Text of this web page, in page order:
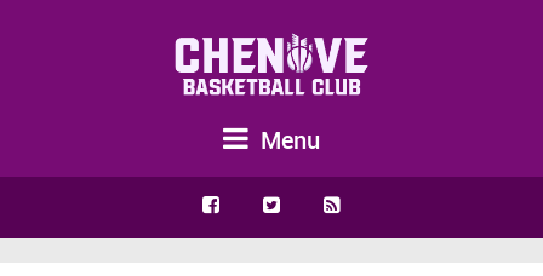
Menu